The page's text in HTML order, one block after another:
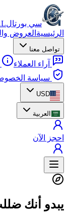
سي بورتال
الرئيسية العروض
تواصل معنا
آراء العملاء
سياسة
USD
العربية
احجز الآن
يبدو أنك